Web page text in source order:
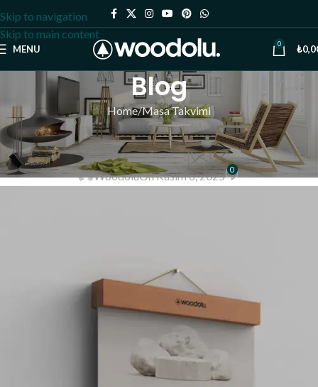
Skip to navigation
Skip to main content
MENU 0 ₺
Blog
Home Masa Takvimi
MASA TAKVIMI
Duvar Takvimi
WoodoluOn Kasım 6, 2025 0